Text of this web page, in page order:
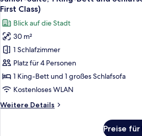
Fotos
für
Junior-
Suite,
1 King-
Bett
und
Schlafsofa,
(ADA,
First Class)
Blick auf die Stadt
30 m²
1 Schlafzimmer
Platz für 4 Personen
1 King-Bett und 1 großes Schlafsofa
Kostenloses WLAN
Weitere Details
Weitere
Preise